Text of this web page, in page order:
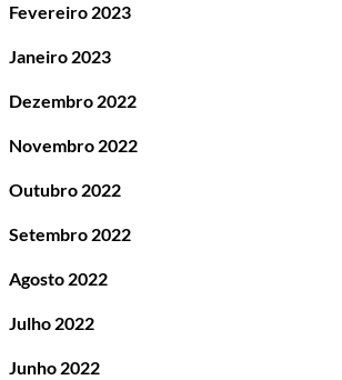
Fevereiro 2023
Janeiro 2023
Dezembro 2022
Novembro 2022
Outubro 2022
Setembro 2022
Agosto 2022
Julho 2022
Junho 2022